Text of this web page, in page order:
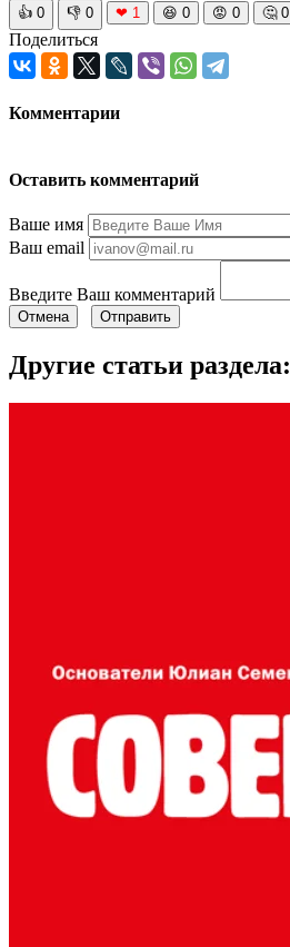
👍 0 👎 0 ❤ 1 😆 0 😡 0 🤔 0
Поделиться
Комментарии
Оставить комментарий
Ваше имя
Ваш email
Введите Ваш комментарий
Отмена Отправить
Другие статьи раздела: